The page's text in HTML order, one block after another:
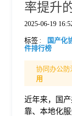
率提升
2025-06-19
标签 : 国产化
件排行榜
协同办公
用
近年来，国
靠、本地化